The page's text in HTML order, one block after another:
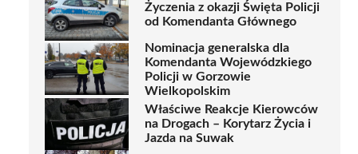
Życzenia z okazji Święta Policji
od Komendanta Głównego
Nominacja generalska dla
Komendanta Wojewódzkiego
Policji w Gorzowie
Wielkopolskim
Właściwe Reakcje Kierowców
na Drogach – Korytarz Życia i
Jazda na Suwak